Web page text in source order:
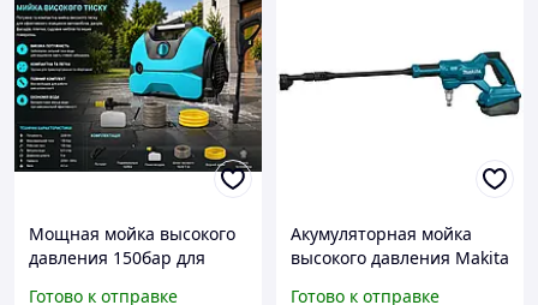
Мощная мойка высокого
давления 150бар для
Готово к отправке
Акумуляторная мойка
высокого давления Makita
Готово к отправке